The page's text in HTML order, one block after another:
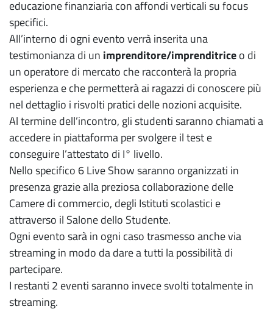
educazione finanziaria con affondi verticali su focus
specifici.
All’interno di ogni evento verrà inserita una
testimonianza di un imprenditore/imprenditriceo di
un operatore di mercato che racconterà la propria
esperienza e che permetterà ai ragazzi di conoscere più
nel dettaglio i risvolti pratici delle nozioni acquisite.
Al termine dell’incontro, gli studenti saranno chiamati a
accedere in piattaforma per svolgere il test e
conseguire l’attestato di I° livello.
Nello specifico 6 Live Show saranno organizzati in
presenza grazie alla preziosa collaborazione delle
Camere di commercio, degli Istituti scolastici e
attraverso il Salone dello Studente.
Ogni evento sarà in ogni caso trasmesso anche via
streaming in modo da dare a tutti la possibilità di
partecipare.
I restanti 2 eventi saranno invece svolti totalmente in
streaming.